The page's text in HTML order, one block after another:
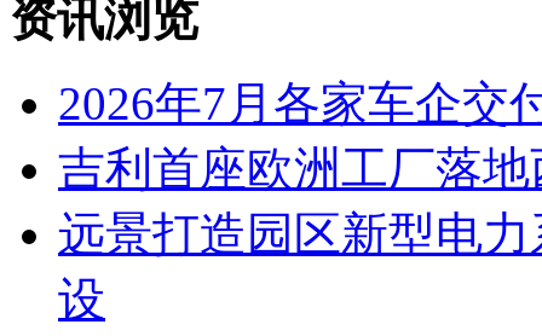
资讯浏览
2026年7月各家车企交
吉利首座欧洲工厂落
远景打造园区新型电
设